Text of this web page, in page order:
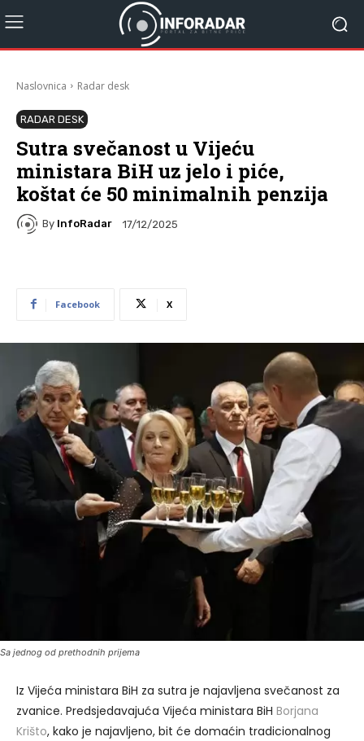
Naslovnica Radar desk
RADAR DESK
Sutra svečanost u Vijeću
ministara BiH uz jelo i piće,
koštat će 50 minimalnih penzija
By InfoRadar 17/12/2025
Facebook X
Sa jednog od prethodnih prijema
Iz Vijeća ministara BiH za sutra je najavljena svečanost za
zvanice. Predsjedavajuća Vijeća ministara BiH Borjana
Krišto, kako je najavljeno, bit će domaćin tradicionalnog